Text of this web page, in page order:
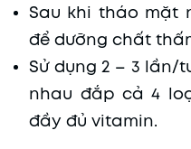
Sau khi tháo mặt
để dưỡng chất
Sử dụng 2 – 3
nhau đắp cả 4
đầy đủ vitamin.